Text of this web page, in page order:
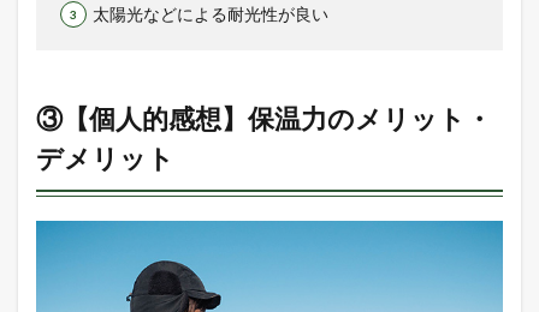
太陽光などによる耐光性が良い
③【個人的感想】保温力のメリット・
デメリット